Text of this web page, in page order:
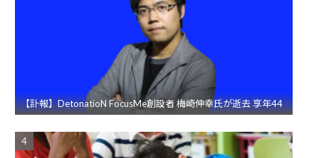
【訃報】DetonatioN FocusMe創設者 梅崎伸幸氏が逝去 享年44